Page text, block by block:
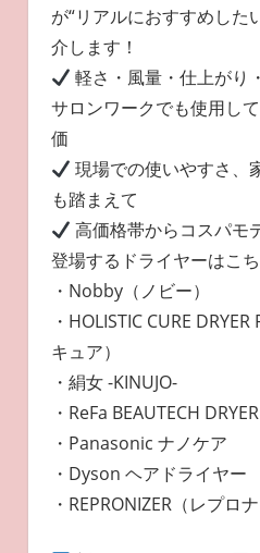
が“リアルにおすすめした
介します！
軽さ・風量・仕上がり
サロンワークでも使用し
価
現場での使いやすさ、
も踏まえて
高価格帯からコスパモ
登場するドライヤーはこ
・Nobby（ノビー）
・HOLISTIC CURE
キュア）
・絹女 -KINUJO-
・ReFa BEAUTECH
・Panasonic ナノケア
・Dyson ヘアドライヤー
・REPRONIZER（レプロ